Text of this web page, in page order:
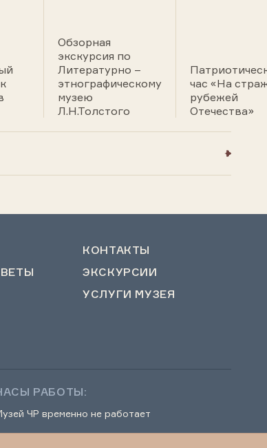
Обзорная
экскурсия по
Литературно –
этнографическому
музею
Л.Н.Толстого
час «На
рубежей
Отечества»
КОНТАКТЫ
ЭКСКУРСИИ
УСЛУГИ МУЗЕЯ
РАБОТЫ:
ЧР временно не работает